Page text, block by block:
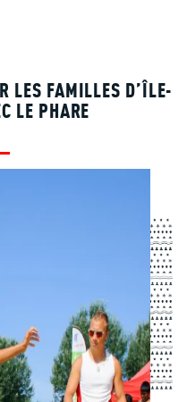
LES FAMILLES D’ÎLE-
LE PHARE